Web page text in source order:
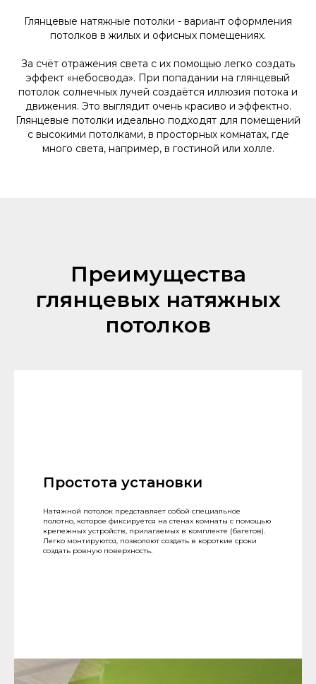
Глянцевые натяжные потолки - вариант оформления
потолков в жилых и офисных помещениях.
За счёт отражения света с их помощью легко создать
эффект «небосвода». При попадании на глянцевый
потолок солнечных лучей создаётся иллюзия потока и
движения. Это выглядит очень красиво и эффектно.
Глянцевые потолки идеально подходят для помещений
с высокими потолками, в просторных комнатах, где
много света, например, в гостиной или холле.
Преимущества
глянцевых натяжных
потолков
Простота установки
Натяжной потолок представляет собой специальное
полотно, которое фиксируется на стенах комнаты с помощью
крепежных устройств, прилагаемых в комплекте (багетов).
Легко монтируются, позволяют создать в короткие сроки
создать ровную поверхность.